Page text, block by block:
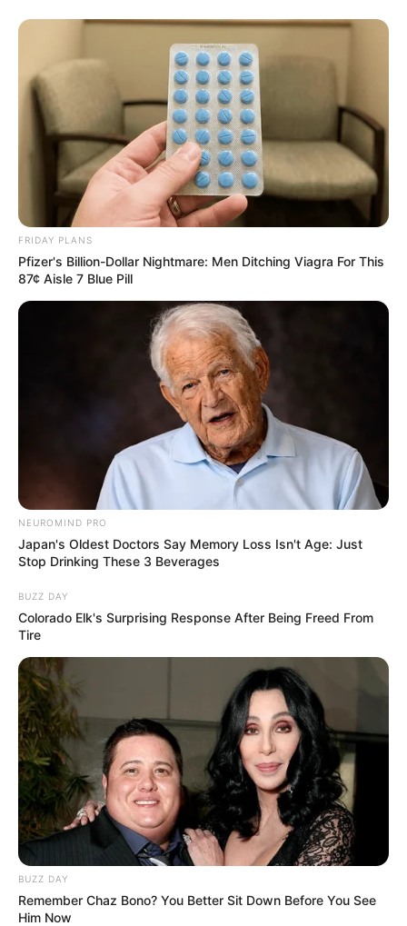
FRIDAY PLANS
Pfizer's Billion-Dollar Nightmare: Men Ditching Viagra For This
87¢ Aisle 7 Blue Pill
NEUROMIND PRO
Japan's Oldest Doctors Say Memory Loss Isn't Age: Just
Stop Drinking These 3 Beverages
BUZZ DAY
Colorado Elk's Surprising Response After Being Freed From
Tire
BUZZ DAY
Remember Chaz Bono? You Better Sit Down Before You See
Him Now